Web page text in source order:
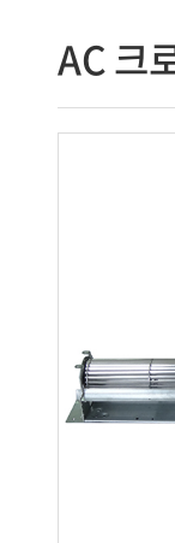
브랜
크로스
철망,필
속
특수팬
AC 크